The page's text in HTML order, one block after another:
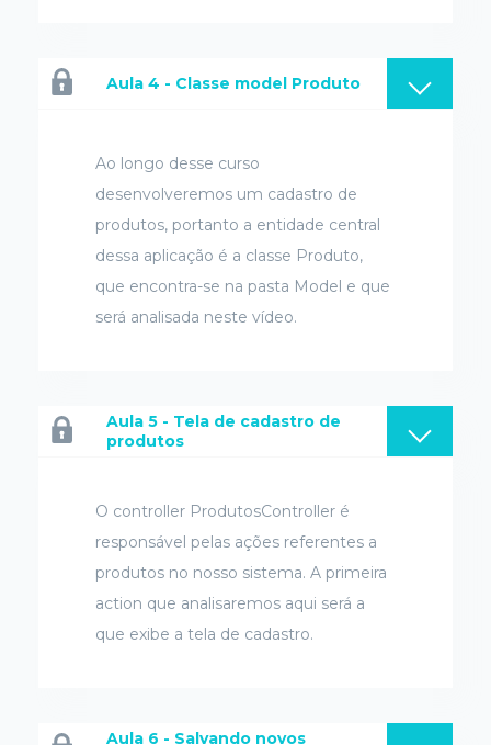
Aula 4 - Classe model Produto
Ao longo desse curso
desenvolveremos um cadastro de
produtos, portanto a entidade central
dessa aplicação é a classe Produto,
que encontra-se na pasta Model e que
será analisada neste vídeo.
Aula 5 - Tela de cadastro de
produtos
O controller ProdutosController é
responsável pelas ações referentes a
produtos no nosso sistema. A primeira
action que analisaremos aqui será a
que exibe a tela de cadastro.
Aula 6 - Salvando novos